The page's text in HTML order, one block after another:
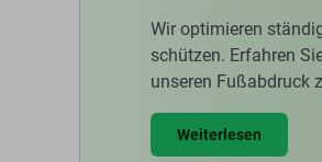
Wir optimieren
schützen. Erfahren
unseren Fußabdruck
Weiterlesen